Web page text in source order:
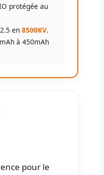
protégée au
en 8500KV.
à 450mAh
pour le